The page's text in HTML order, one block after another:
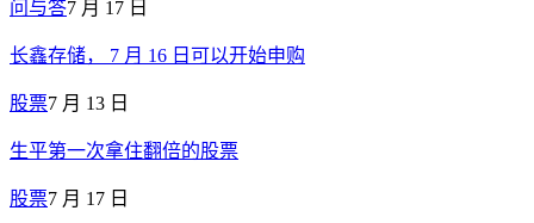
问与答7 月 17 日
长鑫存储， 7 月 16 日可以开始申购
股票7 月 13 日
生平第一次拿住翻倍的股票
股票7 月 17 日